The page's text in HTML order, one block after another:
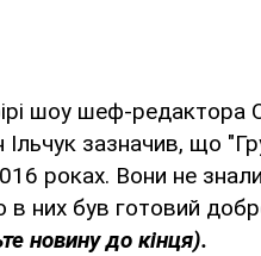
шоу шеф-редактора
Ільчук зазначив, що
роках. Вони не
в них був готовий
новину до кінця).